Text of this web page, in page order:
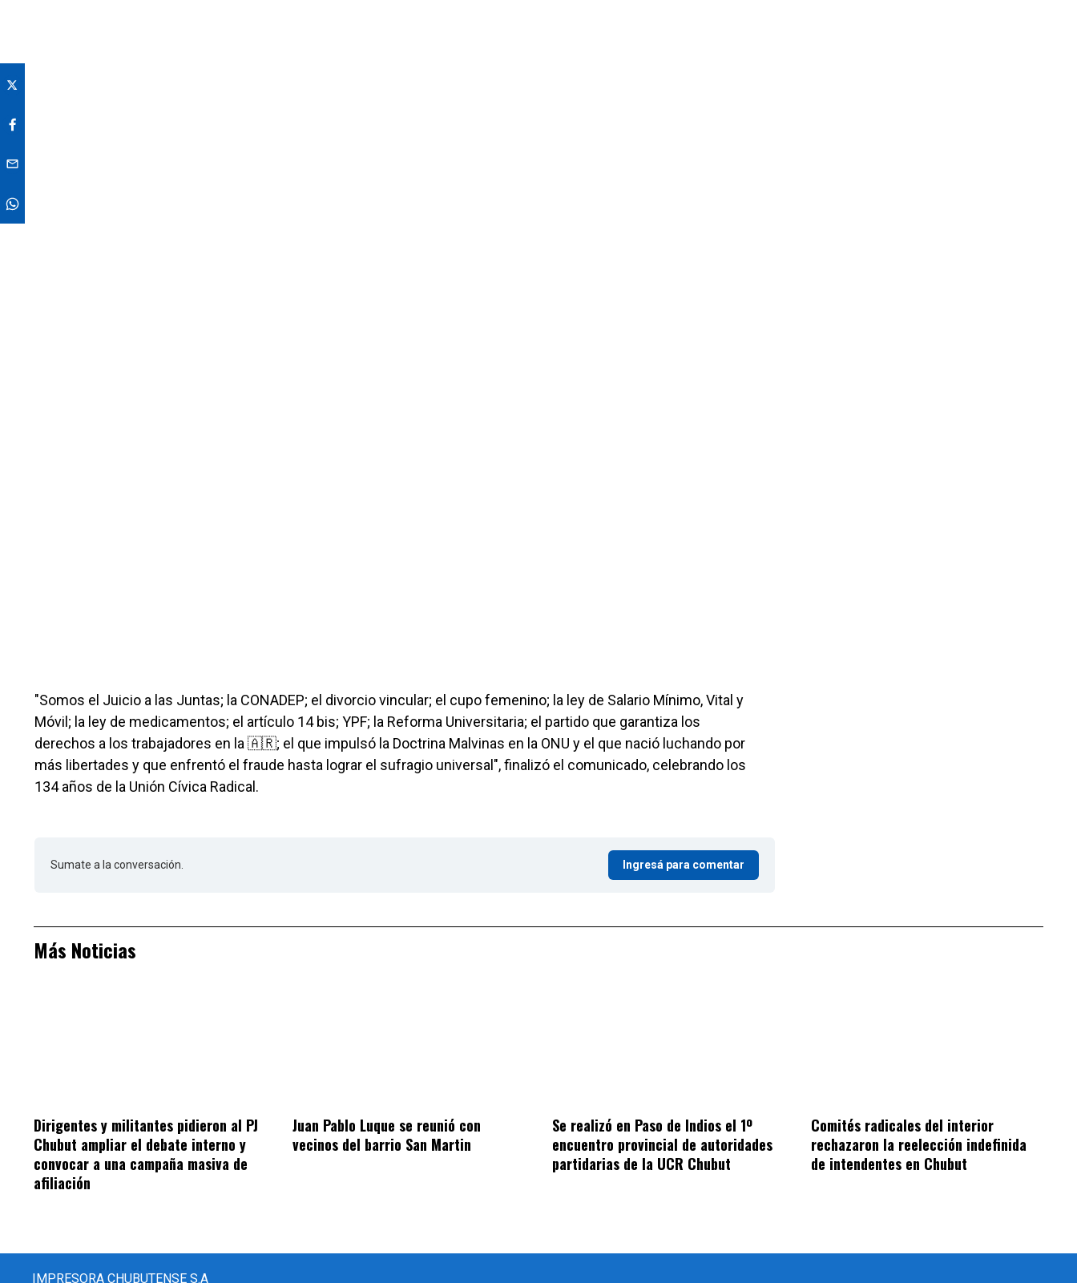
"Somos el Juicio a las Juntas; la CONADEP; el divorcio vincular; el cupo femenino; la ley de Salario Mínimo, Vital y
Móvil; la ley de medicamentos; el artículo 14 bis; YPF; la Reforma Universitaria; el partido que garantiza los
derechos a los trabajadores en la 🇦🇷; el que impulsó la Doctrina Malvinas en la ONU y el que nació luchando por
más libertades y que enfrentó el fraude hasta lograr el sufragio universal", finalizó el comunicado, celebrando los
134 años de la Unión Cívica Radical.
Sumate a la conversación. Ingresá para comentar
Más Noticias
Dirigentes y militantes pidieron al PJ
Chubut ampliar el debate interno y
convocar a una campaña masiva de
afiliación
Juan Pablo Luque se reunió con
vecinos del barrio San Martin
Se realizó en Paso de Indios el 1º
encuentro provincial de autoridades
partidarias de la UCR Chubut
Comités radicales del interior
rechazaron la reelección indefinida
de intendentes en Chubut
IMPRESORA CHUBUTENSE S.A